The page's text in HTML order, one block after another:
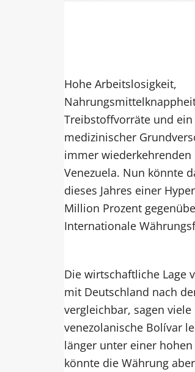
Hohe Arbeitslosigkeit,
Treibstoffvorräte und ein
medizinischer
immer wiederkehrenden
Venezuela. Nun könnte
dieses Jahres einer
Million Prozent
Internationale
Die wirtschaftliche Lage
mit Deutschland nach
vergleichbar, sagen viele
venezolanische Bolívar
länger unter einer
könnte die Währung